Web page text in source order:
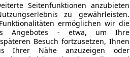
Seitenfunktionen anzubieten
zu gewährleisten.
ermöglichen wir die
Angebotes - etwa, um Ihre
Besuch fortzusetzen, Ihnen
Ihrer Nähe anzuzeigen oder